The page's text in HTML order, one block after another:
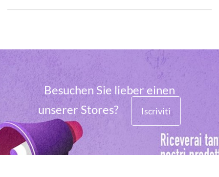
Besuchen Sie lieber einen
unserer Stores?
Iscriviti